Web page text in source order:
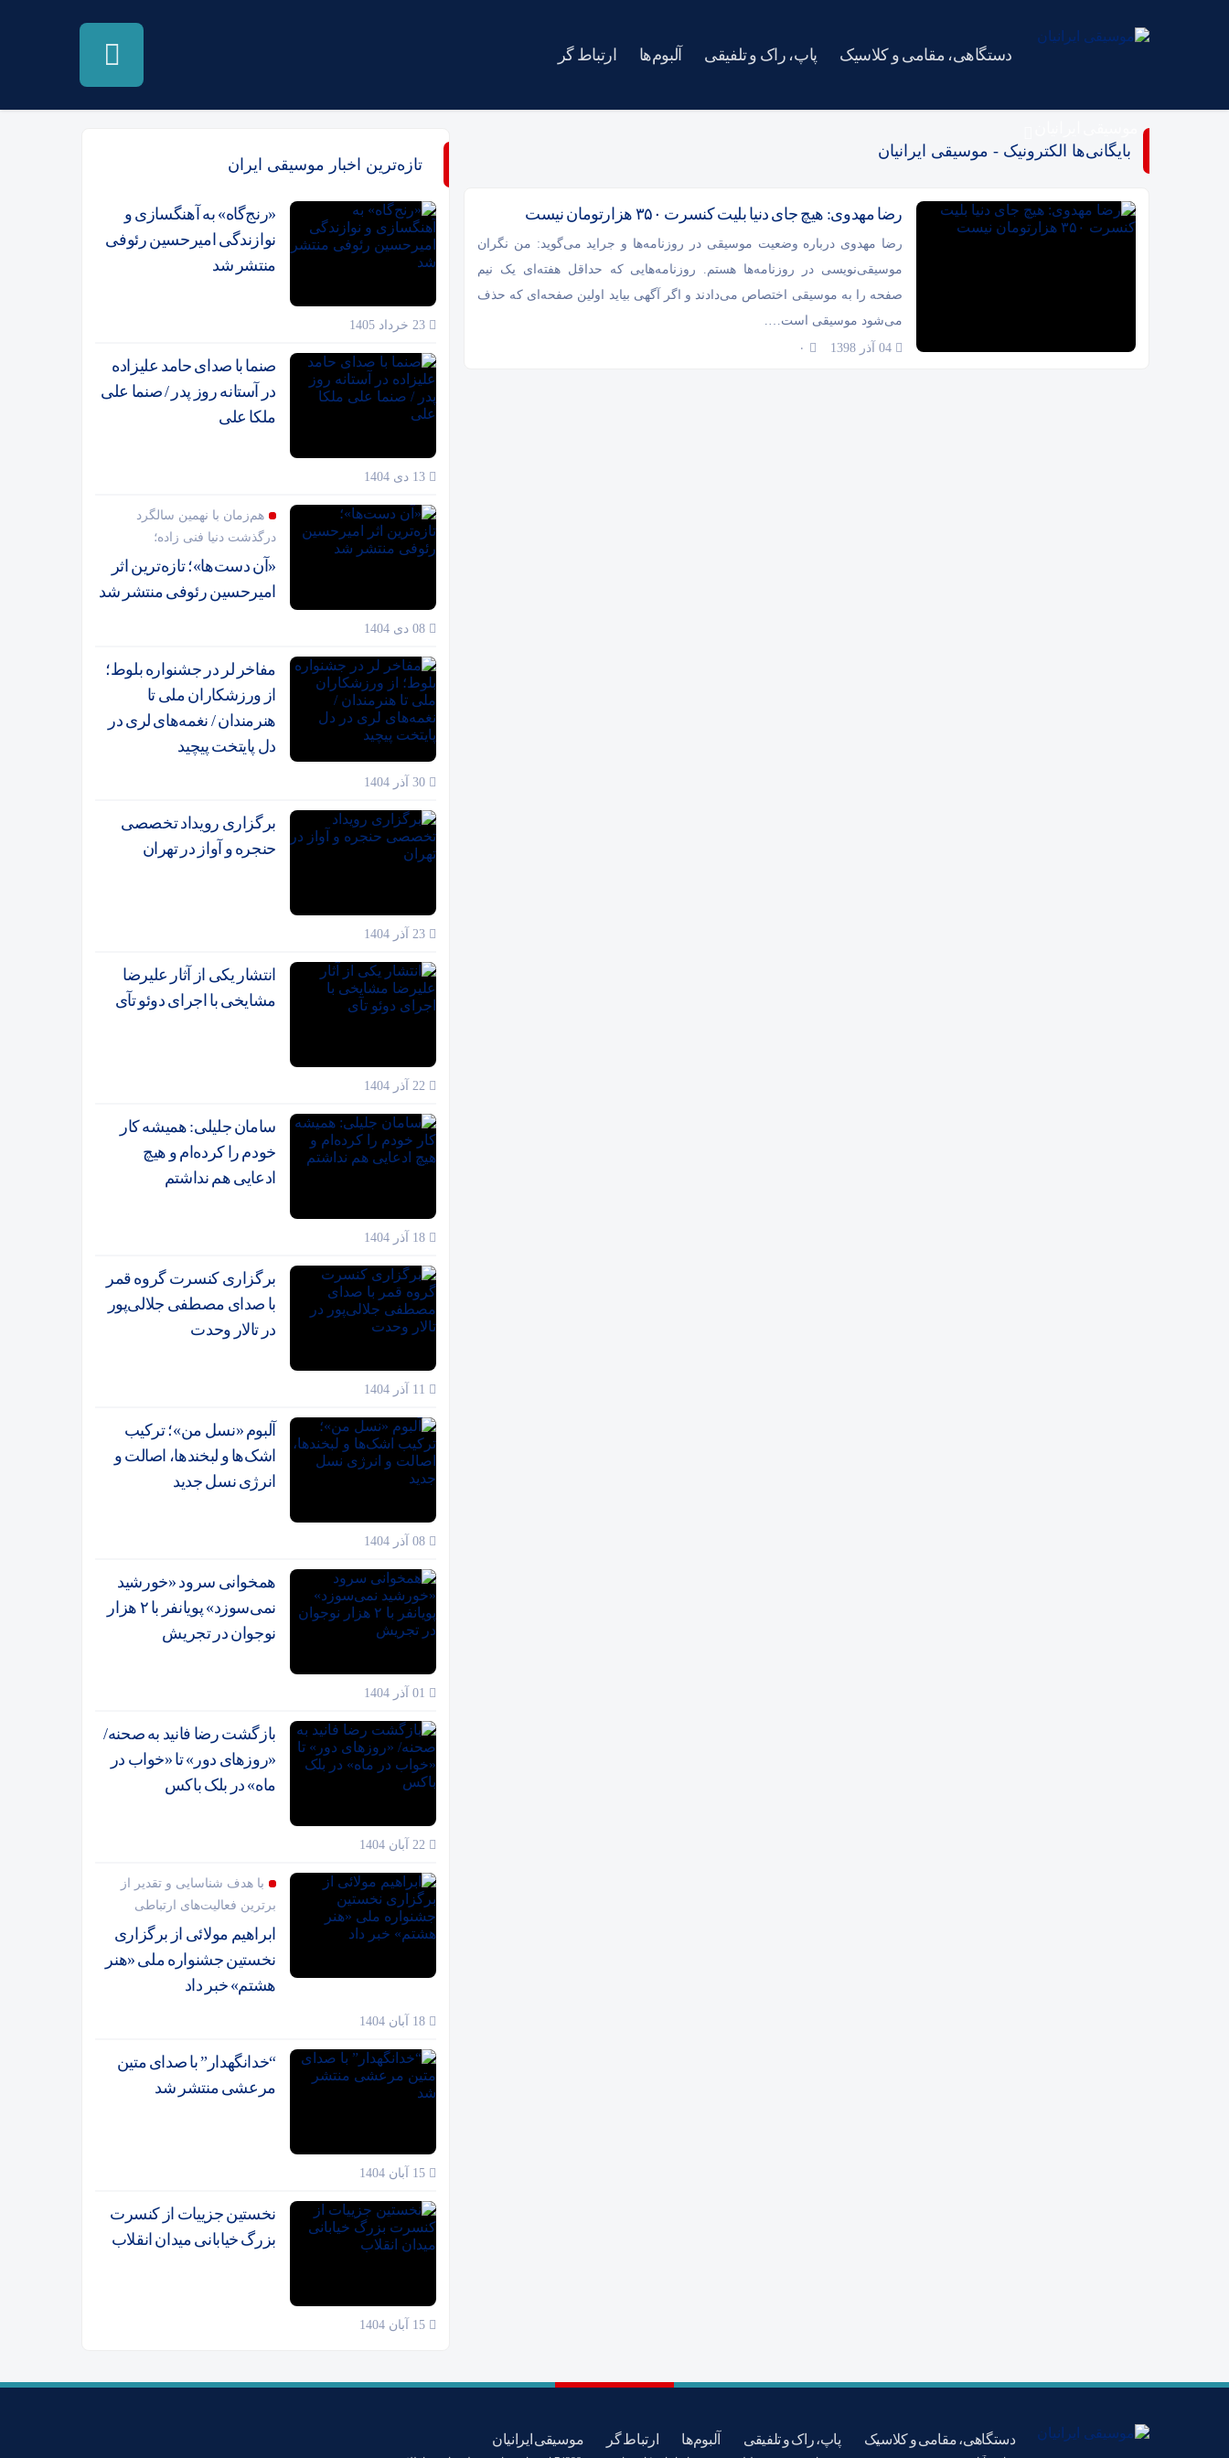
دستگاهی، مقامی و کلاسیک پاپ، راک و تلفیقی آلبوم‌ها ارتباط گر
بایگانی‌ها الکترونیک - موسیقی ایرانیان
رضا مهدوی: هیچ جای دنیا بلیت کنسرت ۳۵۰‌ هزارتومان نیست
رضا مهدوی درباره وضعیت موسیقی در روزنامه‌ها و جراید می‌گوید: من نگران
موسیقی‌نویسی در روزنامه‌ها هستم. روزنامه‌هایی که حداقل هفته‌ای یک نیم
صفحه را به موسیقی اختصاص می‌دادند و اگر آگهی بیاید اولین صفحه‌ای که حذف
می‌شود موسیقی است….
۰
تازه‌ترین اخبار موسیقی ایران
«رنج‌گاه» به آهنگسازی و
نوازندگی امیرحسین رئوفی
منتشر شد
صنما با صدای حامد علیزاده
در آستانه روز پدر / صنما علی
ملکا علی
هم‌زمان با نهمین سالگرد
درگذشت دنیا فنی زاده؛
«آن دست‌ها»؛ تازه‌ترین اثر
امیرحسین رئوفی منتشر شد
مفاخر لر در جشنواره بلوط؛
از ورزشکاران ملی تا
هنرمندان / نغمه‌های لری در
دل پایتخت پیچید
برگزاری رویداد تخصصی
حنجره و آواز در تهران
انتشار یکی از آثار علیرضا
مشایخی با اجرای دوئو تآی
سامان جلیلی: همیشه کار
خودم را کرده‌ام و هیچ
ادعایی هم نداشتم
برگزاری کنسرت گروه قمر
با صدای مصطفی جلالی‌پور
در تالار وحدت
آلبوم «نسل من»؛ ترکیب
اشک‌ها و لبخندها، اصالت و
انرژی نسل جدید
همخوانی سرود «خورشید
نمی‌سوزد» پویانفر با ۲ هزار
نوجوان در تجریش
بازگشت رضا فانید به صحنه/
«روزهای دور» تا «خواب در
ماه» در بلک باکس
با هدف شناسایی و تقدیر از
برترین فعالیت‌های ارتباطی
ابراهیم مولائی از برگزاری
نخستین جشنواره ملی «هنر
هشتم» خبر داد
“خدانگهدار” با صدای متین
مرعشی منتشر شد
نخستین جزییات از کنسرت
بزرگ خیابانی میدان انقلاب
دستگاهی، مقامی و کلاسیک پاپ، راک و تلفیقی آلبوم‌ها ارتباط گر موسیقی ایرانیان